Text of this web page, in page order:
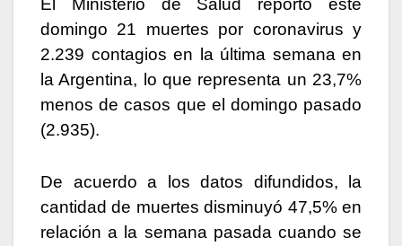
domingo 21 muertes por coronavirus y
2.239 contagios en la última semana en
la Argentina, lo que representa un 23,7%
menos de casos que el domingo pasado
(2.935).
De acuerdo a los datos difundidos, la
cantidad de muertes disminuyó 47,5% en
relación a la semana pasada cuando se